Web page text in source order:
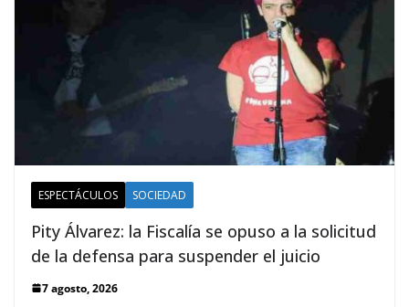
ESPECTÁCULOS SOCIEDAD
Pity Álvarez: la Fiscalía se opuso a la solicitud
de la defensa para suspender el juicio
7 agosto, 2026